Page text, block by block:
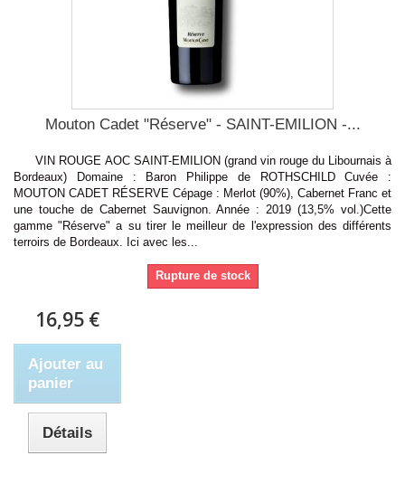
Mouton Cadet "Réserve" - SAINT-EMILION -...
VIN ROUGE AOC SAINT-EMILION (grand vin rouge du Libournais à
Bordeaux) Domaine : Baron Philippe de ROTHSCHILD Cuvée :
MOUTON CADET RÉSERVE Cépage : Merlot (90%), Cabernet Franc et
une touche de Cabernet Sauvignon. Année : 2019 (13,5% vol.)Cette
gamme "Réserve" a su tirer le meilleur de l'expression des différents
terroirs de Bordeaux. Ici avec les...
Rupture de stock
16,95 €
Ajouter au
panier
Détails